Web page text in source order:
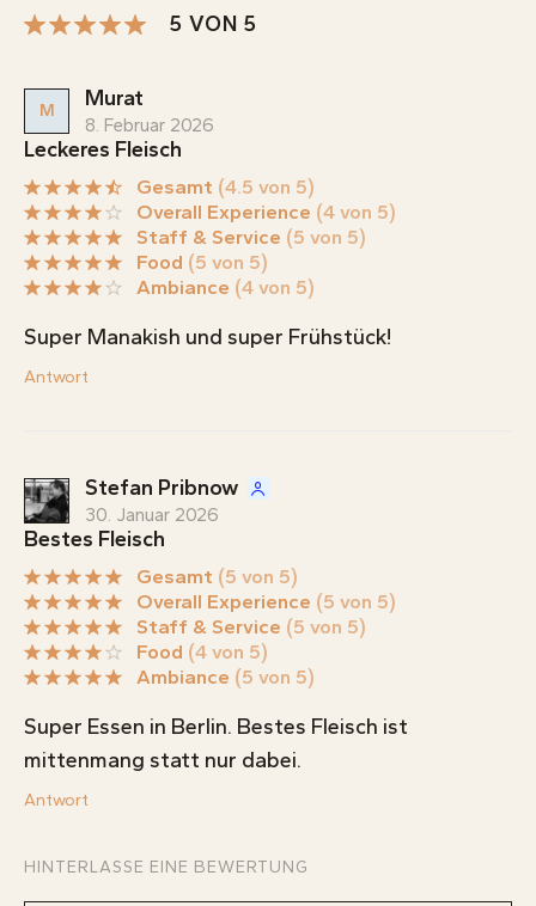
5 VON 5
M Murat
8. Februar 2026
Leckeres Fleisch
Gesamt (4.5 von 5)
Overall Experience (4 von 5)
Staff & Service (5 von 5)
Food (5 von 5)
Ambiance (4 von 5)
Super Manakish und super Frühstück!
Antwort
Stefan Pribnow
30. Januar 2026
Bestes Fleisch
Gesamt (5 von 5)
Overall Experience (5 von 5)
Staff & Service (5 von 5)
Food (4 von 5)
Ambiance (5 von 5)
Super Essen in Berlin. Bestes Fleisch ist
mittenmang statt nur dabei.
Antwort
HINTERLASSE EINE BEWERTUNG